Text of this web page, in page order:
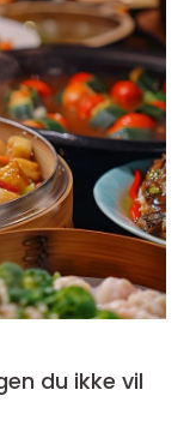
du ikke vil